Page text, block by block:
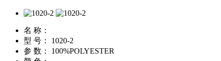
名 称：
型 号：
1020-2
参 数：
100%POLYESTER